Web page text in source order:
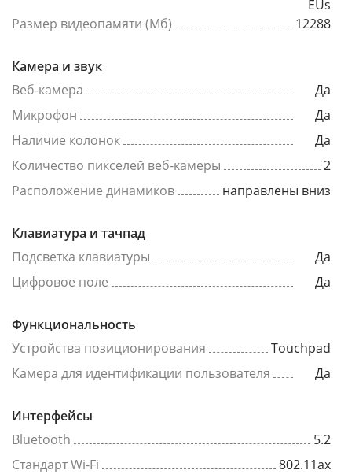
EUs
Размер видеопамяти (Мб)
12288
Камера и звук
Веб-камера
Да
Микрофон
Да
Наличие колонок
Да
Количество пикселей веб-камеры
2
Расположение динамиков
направлены вниз
Клавиатура и тачпад
Подсветка клавиатуры
Да
Цифровое поле
Да
Функциональность
Устройства позиционирования
Touchpad
Камера для идентификации пользователя
Да
Интерфейсы
Bluetooth
5.2
Стандарт Wi-Fi
802.11ах